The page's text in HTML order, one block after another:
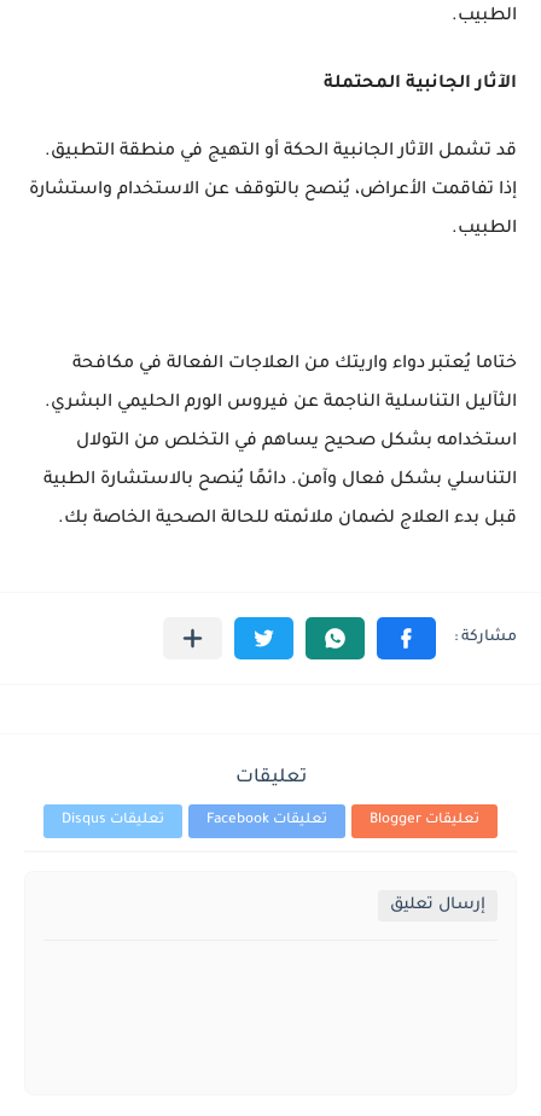
الطبيب.
الآثار الجانبية المحتملة
قد تشمل الآثار الجانبية الحكة أو التهيج في منطقة التطبيق.
إذا تفاقمت الأعراض، يُنصح بالتوقف عن الاستخدام واستشارة
الطبيب.
ختاما يُعتبر دواء واريتك من العلاجات الفعالة في مكافحة
الثآليل التناسلية الناجمة عن فيروس الورم الحليمي البشري.
استخدامه بشكل صحيح يساهم في التخلص من التولال
التناسلي بشكل فعال وآمن. دائمًا يُنصح بالاستشارة الطبية
قبل بدء العلاج لضمان ملائمته للحالة الصحية الخاصة بك.
تعليقات
تعليقات Blogger تعليقات Facebook تعليقات Disqus
إرسال تعليق